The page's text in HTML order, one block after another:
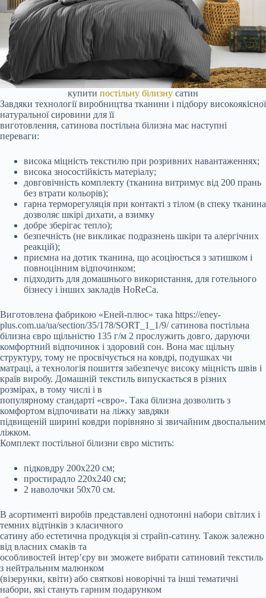
купити постільну білизну сатин
Завдяки технології виробництва тканини і підбору високоякісної
натуральної сировини для її
виготовлення, сатинова постільна білизна має наступні
переваги:
висока міцність текстилю при розривних навантаженнях;
висока зносостійкість матеріалу;
довговічність комплекту (тканина витримує від 200 прань
без втрати кольорів);
гарна терморегуляція при контакті з тілом (в спеку тканина
дозволяє шкірі дихати, а взимку
добре зберігає тепло);
безпечність (не викликає подразнень шкіри та алергічних
реакцій);
приємна на дотик тканина, що асоціюється з затишком і
повноцінним відпочинком;
підходить для домашнього використання, для готельного
бізнесу і інших закладів HoReCa.
Виготовлена фабрикою «Еней-плюс» така https://eney-
plus.com.ua/ua/section/35/178/SORT_1_1/9/ сатинова постільна
білизна євро щільністю 135 г/м 2 прослужить довго, даруючи
комфортний відпочинок і здоровий сон. Вона має щільну
структуру, тому не просвічується на ковдрі, подушках чи
матраці, а технологія пошиття забезпечує високу міцність швів і
країв виробу. Домашній текстиль випускається в різних
розмірах, в тому числі і в
популярному стандарті «євро». Така білизна дозволить з
комфортом відпочивати на ліжку завдяки
підвищеній ширині ковдри порівняно зі звичайним двоспальним
ліжком.
Комплект постільної білизни євро містить:
підковдру 200х220 см;
простирадло 220х240 см;
2 наволочки 50х70 см.
В асортименті виробів представлені однотонні набори світлих і
темних відтінків з класичного
сатину або естетична продукція зі страйп-сатину. Також залежно
від власних смаків та
особливостей інтер’єру ви зможете вибрати сатиновий текстиль
з нейтральним малюнком
(візерунки, квіти) або святкові новорічні та інші тематичні
набори, які стануть гарним подарунком